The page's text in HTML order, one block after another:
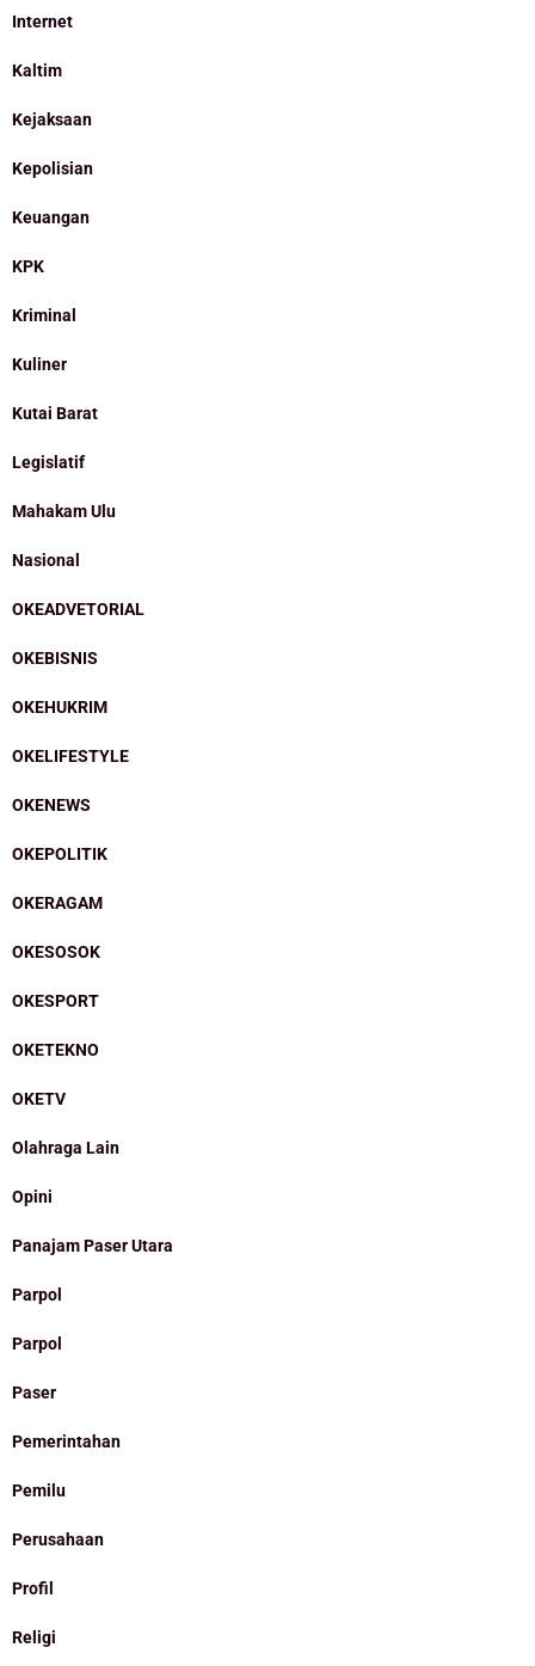
Internet
Kaltim
Kejaksaan
Kepolisian
Keuangan
KPK
Kriminal
Kuliner
Kutai Barat
Legislatif
Mahakam Ulu
Nasional
OKEADVETORIAL
OKEBISNIS
OKEHUKRIM
OKELIFESTYLE
OKENEWS
OKEPOLITIK
OKERAGAM
OKESOSOK
OKESPORT
OKETEKNO
OKETV
Olahraga Lain
Opini
Panajam Paser Utara
Parpol
Parpol
Paser
Pemerintahan
Pemilu
Perusahaan
Profil
Religi